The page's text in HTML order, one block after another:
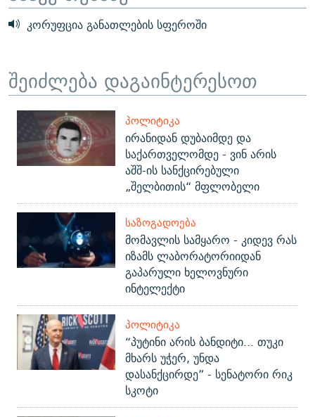
კორუფცია განათლების სფეროში
შეიძლება დაგაინტერესოთ
ᲞᲝᲚᲘᲢᲘᲙᲐ
ირანიდან დუბაიმდე და
საქართველომდე - ვინ არის
აშშ-ის სანქცირებული
„შელბითის“ მფლობელი
ᲡᲐᲖᲝᲒᲐᲓᲝᲔᲑᲐ
მომავლის სამყარო - კიდევ რას
იზამს ლაბორატორიიდან
გაპარული ხელოვნური
ინტელექტი
ᲞᲝᲚᲘᲢᲘᲙᲐ
“პუტინი არის ბანდიტი... თუკი
მხარს უჭერ, უნდა
დასანქცირდე” - სენატორი რიკ
სკოტი